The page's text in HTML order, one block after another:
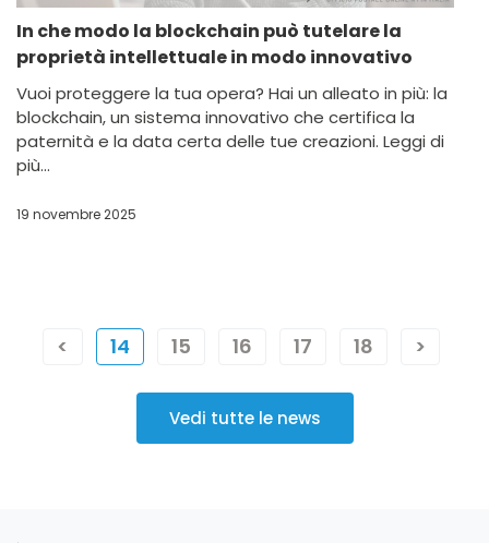
In che modo la blockchain può tutelare la
proprietà intellettuale in modo innovativo
Vuoi proteggere la tua opera? Hai un alleato in più: la
blockchain, un sistema innovativo che certifica la
paternità e la data certa delle tue creazioni. Leggi di
più...
19 novembre 2025
< 14 15 16 17 18 >
Vedi tutte le news